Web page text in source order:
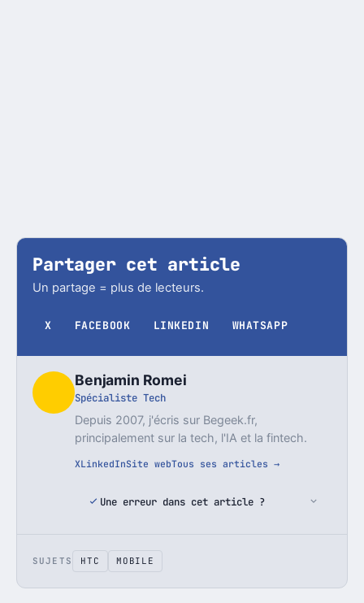
Partager cet article
Un partage = plus de lecteurs.
X FACEBOOK LINKEDIN WHATSAPP
Benjamin Romei
Spécialiste Tech
Depuis 2007, j'écris sur Begeek.fr,
principalement sur la tech, l'IA et la fintech.
XLinkedInSite webTous ses articles →
Une erreur dans cet article ?
SUJETS HTC MOBILE